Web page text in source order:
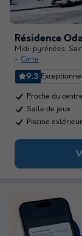
Résidence
Midi-pyrénées,
Carte
9.3
Proche du
Salle de jeux
Piscine